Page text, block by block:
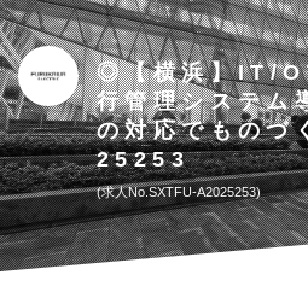
◎【横浜】IT/
行管理システム
の対応でものづ
25253
求人No.SXTFU-A2025253